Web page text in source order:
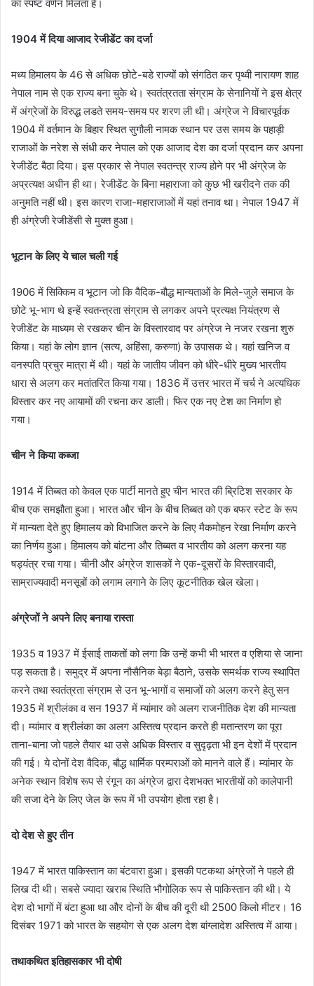
का स्पष्ट वर्णन मिलता है।
1904 में दिया आजाद रेजीडेंट का दर्जा
मध्य हिमालय के 46 से अधिक छोटे-बडे राज्यों को संगठित कर पृथ्वी नारायण शाह
नेपाल नाम से एक राज्य बना चुके थे। स्वतंत्रतता संग्राम के सेनानियों ने इस क्षेत्र
में अंग्रेजों के विरुद्ध लडते समय-समय पर शरण ली थी। अंग्रेज ने विचारपूर्वक
1904 में वर्तमान के बिहार स्थित सुगौली नामक स्थान पर उस समय के पहाड़ी
राजाओं के नरेश से संधी कर नेपाल को एक आजाद देश का दर्जा प्रदान कर अपना
रेजीडेंट बैठा दिया। इस प्रकार से नेपाल स्वतन्त्र राज्य होने पर भी अंग्रेज के
अप्रत्यक्ष अधीन ही था। रेजीडेंट के बिना महाराजा को कुछ भी खरीदने तक की
अनुमति नहीं थी। इस कारण राजा-महाराजाओं में यहां तनाव था। नेपाल 1947 में
ही अंग्रेजी रेजीडेंसी से मुक्त हुआ।
भूटान के लिए ये चाल चली गई
1906 में सिक्किम व भूटान जो कि वैदिक-बौद्ध मान्यताओं के मिले-जुले समाज के
छोटे भू-भाग थे इन्हें स्वतन्त्रता संग्राम से लगकर अपने प्रत्यक्ष नियंत्रण से
रेजीडेंट के माध्यम से रखकर चीन के विस्तारवाद पर अंग्रेज ने नजर रखना शुरु
किया। यहां के लोग ज्ञान (सत्य, अहिंसा, करुणा) के उपासक थे। यहां खनिज व
वनस्पति प्रचुर मात्रा में थी। यहां के जातीय जीवन को धीरे-धीरे मुख्य भारतीय
धारा से अलग कर मतांतरित किया गया। 1836 में उत्तर भारत में चर्च ने अत्यधिक
विस्तार कर नए आयामों की रचना कर डाली। फिर एक नए टेश का निर्माण हो
गया।
चीन ने किया कब्जा
1914 में तिब्बत को केवल एक पार्टी मानते हुए चीन भारत की ब्रिटिश सरकार के
बीच एक समझौता हुआ। भारत और चीन के बीच तिब्बत को एक बफर स्टेट के रूप
में मान्यता देते हुए हिमालय को विभाजित करने के लिए मैकमोहन रेखा निर्माण करने
का निर्णय हुआ। हिमालय को बांटना और तिब्बत व भारतीय को अलग करना यह
षड्यंत्र रचा गया। चीनी और अंग्रेज शासकों ने एक-दूसरों के विस्तारवादी,
साम्राज्यवादी मनसूबों को लगाम लगाने के लिए कूटनीतिक खेल खेला।
अंग्रेजों ने अपने लिए बनाया रास्ता
1935 व 1937 में ईसाई ताकतों को लगा कि उन्हें कभी भी भारत व एशिया से जाना
पड़ सकता है। समुद्र में अपना नौसैनिक बेड़ा बैठाने, उसके समर्थक राज्य स्थापित
करने तथा स्वतंत्रता संग्राम से उन भू-भागों व समाजों को अलग करने हेतु सन
1935 में श्रीलंका व सन 1937 में म्यांमार को अलग राजनीतिक देश की मान्यता
दी। म्यांमार व श्रीलंका का अलग अस्तित्व प्रदान करते ही मतान्तरण का पूरा
ताना-बाना जो पहले तैयार था उसे अधिक विस्तार व सुदृढ़ता भी इन देशों में प्रदान
की गई। ये दोनों देश वैदिक, बौद्ध धार्मिक परम्पराओं को मानने वाले हैं। म्यांमार के
अनेक स्थान विशेष रूप से रंगून का अंग्रेज द्वारा देशभक्त भारतीयों को कालेपानी
की सजा देने के लिए जेल के रूप में भी उपयोग होता रहा है।
दो देश से हुए तीन
1947 में भारत पाकिस्तान का बंटवारा हुआ। इसकी पटकथा अंग्रेजों ने पहले ही
लिख दी थी। सबसे ज्यादा खराब स्थिति भौगोलिक रूप से पाकिस्तान की थी। ये
देश दो भागों में बंटा हुआ था और दोनों के बीच की दूरी थी 2500 किलो मीटर। 16
दिसंबर 1971 को भारत के सहयोग से एक अलग देश बांग्लादेश अस्तित्व में आया।
तथाकथित इतिहासकार भी दोषी